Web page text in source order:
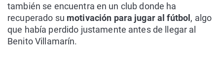
también se encuentra en un club donde ha
recuperado su motivación para jugar al fútbol , algo
que había perdido justamente antes de llegar al
Benito Villamarín.